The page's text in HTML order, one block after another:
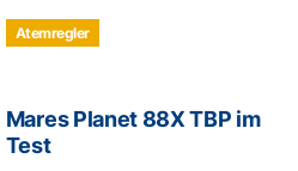
Atemregler
Mares Planet 88X TBP im
Test